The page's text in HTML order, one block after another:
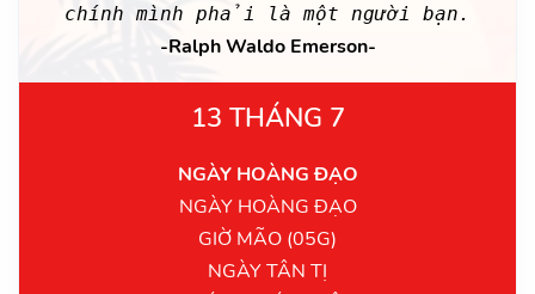
chính mình phải là một người bạn.
-Ralph Waldo Emerson-
13 THÁNG 7
NGÀY HOÀNG ĐẠO
NGÀY HOÀNG ĐẠO
GIỜ MÃO (05G)
NGÀY TÂN TỊ